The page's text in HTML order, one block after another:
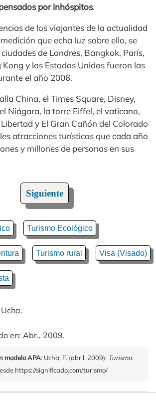
por inhóspitos.
de los viajantes de la actualidad
que echa luz sobre ello, se
de Londres, Bangkok, París,
y los Estados Unidos fueron las
el año 2006.
China, el Times Square, Disney,
Niágara, la torre Eiffel, el vaticano,
y El Gran Cañón del Colorado
atracciones turísticas que cada año
y millones de personas en sus
Siguiente
Turismo Ecológico
Turismo rural Visa (Visado)
en: Abr., 2009.
modelo APA: Ucha, F. (abril, 2009). Turismo.
https://significado.com/turismo/